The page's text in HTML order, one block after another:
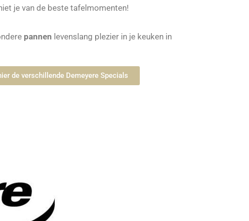
je van de beste tafelmomenten!
pannen levenslang plezier in je keuken in
de verschillende Demeyere Specials